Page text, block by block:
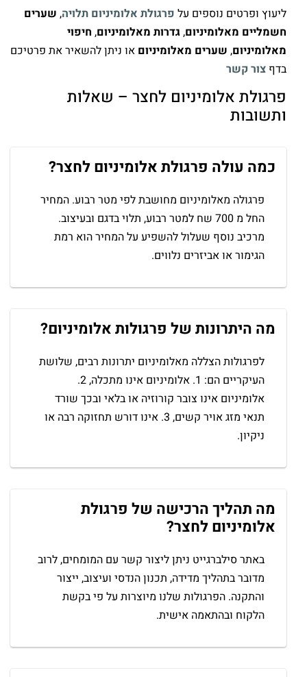
ליעוץ ופרטים נוספים על פרגולת אלומיניום תלויה, שערים
חשמליים מאלומיניום,גדרות מאלומיניום, חיפוי
מאלומיניום, שערים מאלומיניום או ניתן להשאיר את פרטיכם
בדף צור קשר
פרגולת אלומיניום לחצר – שאלות
ותשובות
כמה עולה פרגולת אלומיניום לחצר?
פרגולה מאלומיניום מחושבת לפי מטר רבוע. המחיר
החל מ 700 שח למטר רבוע, תלוי בדגם ובעיצוב.
מרכיב נוסף שעלול להשפיע על המחיר הוא רמת
הגימור או אביזרים נלווים.
מה היתרונות של פרגולות אלומיניום?
לפרגולות הצללה מאלומיניום יתרונות רבים, שלושת
העיקריים הם: 1. אלומיניום אינו מתכלה, 2.
אלומיניום אינו צובר קורוזיה או בלאי ובכך שורד
תנאי מזג אויר קשים, 3. אינו דורש תחזוקה רבה או
ניקיון.
מה תהליך הרכישה של פרגולת
אלומיניום לחצר?
באתר סילברגייט ניתן ליצור קשר עם המומחים, לרוב
מדובר בתהליך מדידה, תכנון הנדסי ועיצוב, ייצור
והתקנה. הפרגולות שלנו מיוצרות על פי בקשת
הלקוח ובהתאמה אישית.